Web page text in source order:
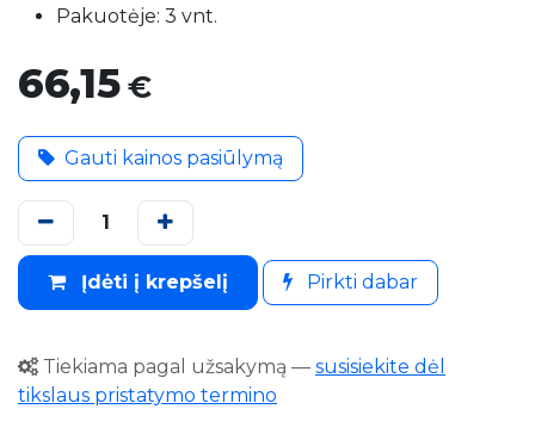
Pakuotėje: 3 vnt.
66,15€
Gauti kainos pasiūlymą
Įdėti į krepšelį Pirkti dabar
Tiekiama pagal užsakymą — susisiekite dėl
tikslaus pristatymo termino